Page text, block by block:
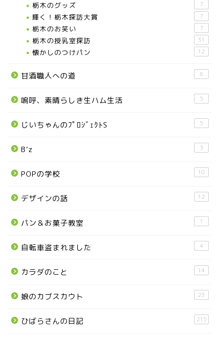
栃木のグッズ 7
輝く！栃木探訪大賞 7
栃木のお笑い 7
栃木の授乳室探訪 31
懐かしのつけパン 12
甘酒職人への道 6
嗚呼、素晴らしき生ハム生活 5
じいちゃんのﾌﾟﾛｼﾞｪｸﾄS 5
B’z 3
POPの学校 10
デザインの話 12
パン＆お菓子教室 1
自転車盗まれました 4
カラダのこと 14
娘のカブスカウト 23
ひばらさんの日記 215